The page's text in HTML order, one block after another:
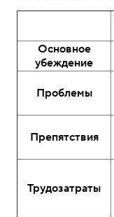
Основное
убеждение
Проблемы
Препятствия
Трудозатраты